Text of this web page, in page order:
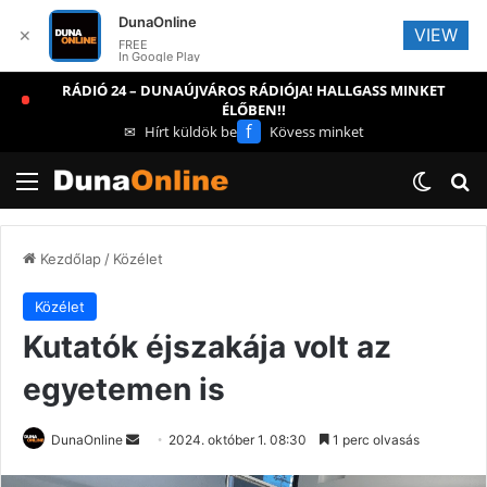
RÁDIÓ 24 – DUNAÚJVÁROS RÁDIÓJA! HALLGASS MINKET
ÉLŐBEN!!
✉ Hírt küldök be f Kövess minket
Menü
Kezdőlap/ Közélet
Közélet
Kutatók éjszakája volt az
egyetemen is
DunaOnline
Send 2024. október 1. 08:30 1 perc olvasás
✕
DunaOnline
FREE
In Google Play
VIEW